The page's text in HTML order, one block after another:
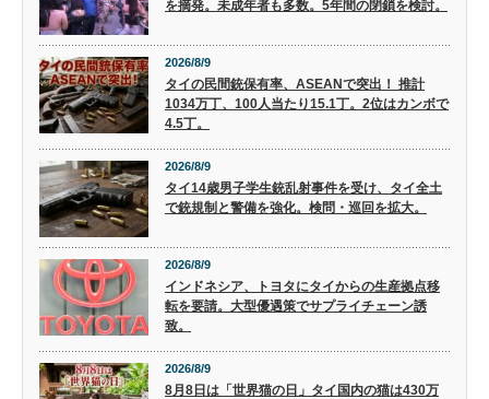
を摘発。未成年者も多数。5年間の閉鎖を検討。
2026/8/9
タイの民間銃保有率、ASEANで突出！ 推計
1034万丁、100人当たり15.1丁。2位はカンボで
4.5丁。
2026/8/9
タイ14歳男子学生銃乱射事件を受け、タイ全土
で銃規制と警備を強化。検問・巡回を拡大。
2026/8/9
インドネシア、トヨタにタイからの生産拠点移
転を要請。大型優遇策でサプライチェーン誘
致。
2026/8/9
8月8日は「世界猫の日」タイ国内の猫は430万